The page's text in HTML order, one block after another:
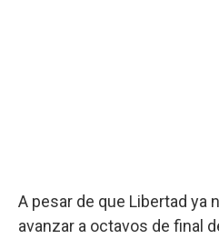
A pesar de que Libertad ya
avanzar a octavos de final